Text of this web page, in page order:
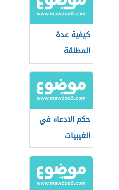
كيفية عدة
المطلقة
حكم الادعاء في
الغيبيات